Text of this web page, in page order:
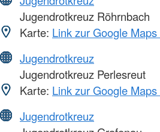
Jugendrotkreuz Röhrnbach
Karte: Link zur Google
Jugendrotkreuz
Jugendrotkreuz Perlesreut
Karte: Link zur Google
Jugendrotkreuz